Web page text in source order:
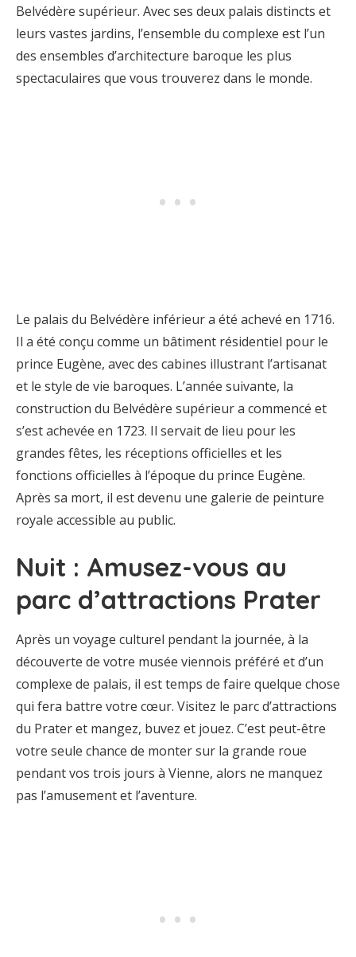
Belvédère supérieur. Avec ses deux palais distincts et
leurs vastes jardins, l’ensemble du complexe est l’un
des ensembles d’architecture baroque les plus
spectaculaires que vous trouverez dans le monde.
Le palais du Belvédère inférieur a été achevé en 1716.
Il a été conçu comme un bâtiment résidentiel pour le
prince Eugène, avec des cabines illustrant l’artisanat
et le style de vie baroques. L’année suivante, la
construction du Belvédère supérieur a commencé et
s’est achevée en 1723. Il servait de lieu pour les
grandes fêtes, les réceptions officielles et les
fonctions officielles à l’époque du prince Eugène.
Après sa mort, il est devenu une galerie de peinture
royale accessible au public.
Nuit : Amusez-vous au
parc d’attractions Prater
Après un voyage culturel pendant la journée, à la
découverte de votre musée viennois préféré et d’un
complexe de palais, il est temps de faire quelque chose
qui fera battre votre cœur. Visitez le parc d’attractions
du Prater et mangez, buvez et jouez. C’est peut-être
votre seule chance de monter sur la grande roue
pendant vos trois jours à Vienne, alors ne manquez
pas l’amusement et l’aventure.